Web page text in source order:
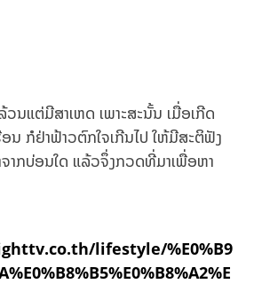
ນແຕ່ມີສາເຫດ ເພາະສະນັ້ນ ເມື່ອເກີດ
ນ ກໍຢ່າຟ້າວຕົກໃຈເກີນໄປ ໃຫ້ມີສະຕິຟັງ
າກບ່ອນໃດ ແລ້ວຈຶ່ງກວດທີ່ມາເພື່ອຫາ
lifestyle/%E0%B9